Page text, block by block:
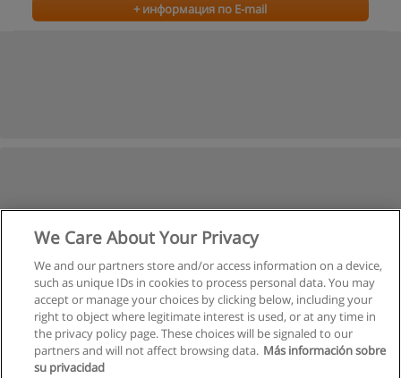
+ информация по E-mail
We Care About Your Privacy
We and our partners store and/or access information on a device,
such as unique IDs in cookies to process personal data. You may
accept or manage your choices by clicking below, including your
right to object where legitimate interest is used, or at any time in
the privacy policy page. These choices will be signaled to our
partners and will not affect browsing data. Más información sobre
su privacidad